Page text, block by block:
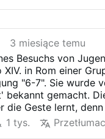
3 miesiące temu
Besuchs von
XIV. in Rom einer
"6-7". Sie wurde
bekannt gemacht.
die Geste lernt,
Katholiken
Gottes anrufen.
1 tys.